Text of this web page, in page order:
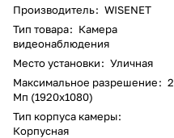
Производитель: WISENET
Тип товара: Камера
видеонаблюдения
Место установки: Уличная
Максимальное разрешение: 2
Мп (1920x1080)
Тип корпуса камеры:
Корпусная